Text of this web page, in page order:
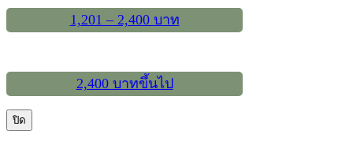
1,201 – 2,400 บาท
2,400 บาทขึ้นไป
ปิด